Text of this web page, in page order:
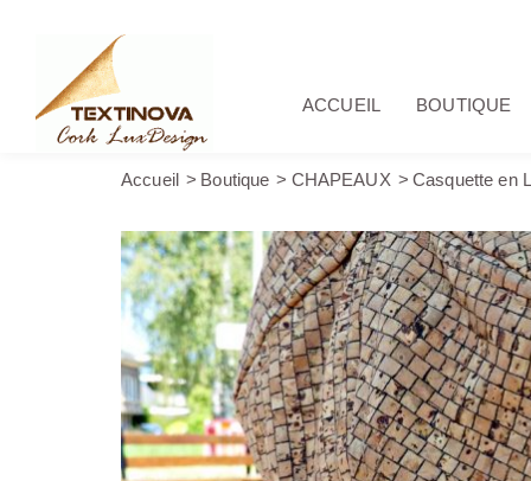
ACCUEIL BOUTIQUE
Accueil Boutique CHAPEAUX Casquette en